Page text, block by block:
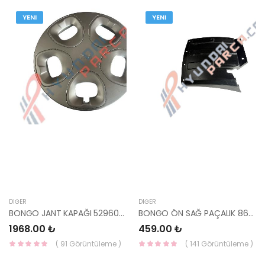
YENI
DIĞER
BONGO JANT KAPAĞI 52960-4E250 HMC
1968.00 ₺
( 91 Görüntüleme )
YENI
DIĞER
BONGO ÖN SAĞ PAÇALIK 86820-4E000 HMC
459.00 ₺
( 141 Görüntüleme )